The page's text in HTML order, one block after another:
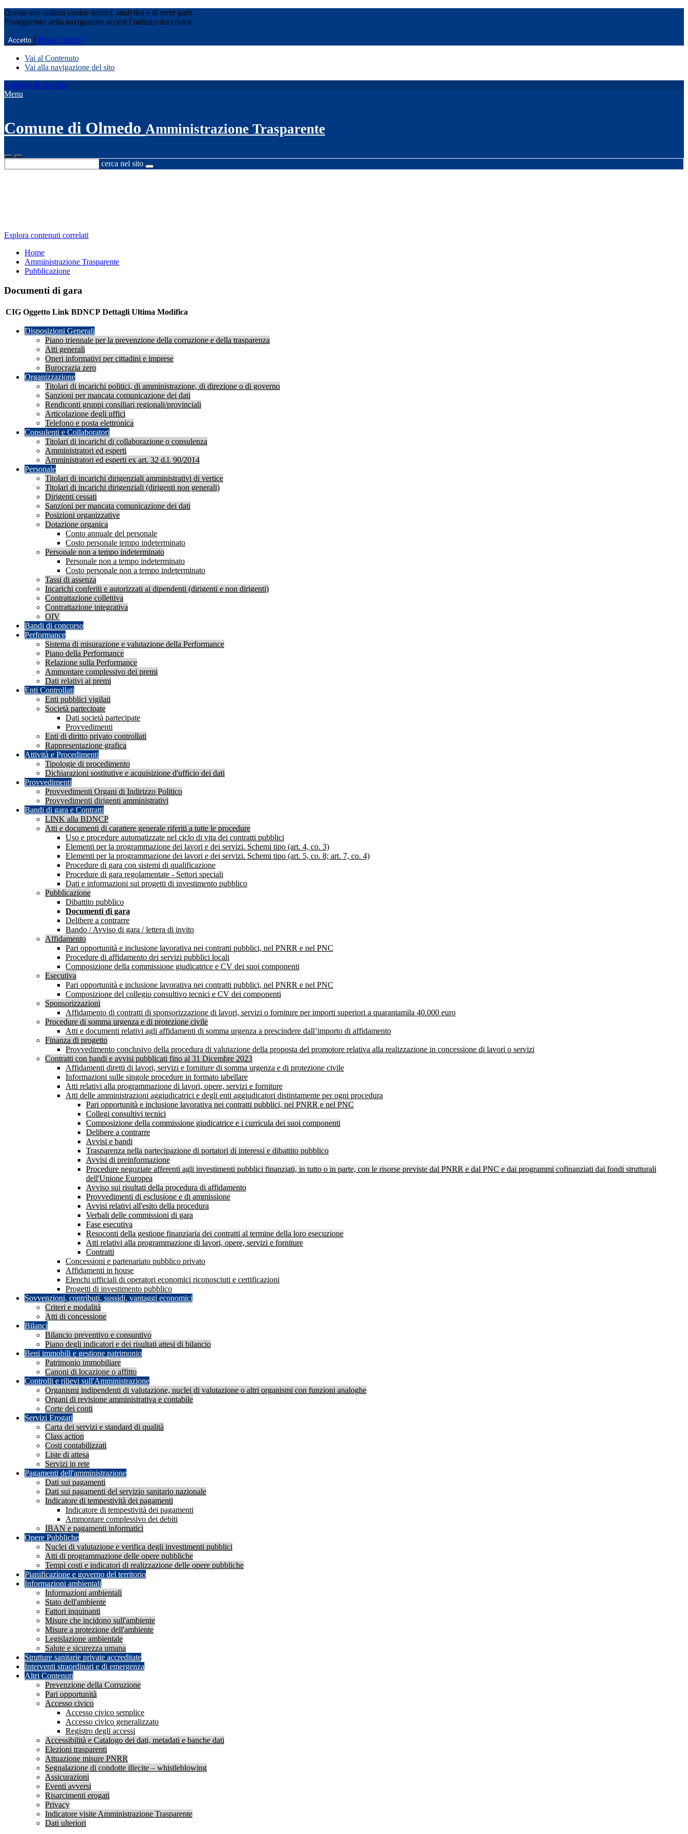
Questo sito utilizza cookie tecnici, analytics e di terze parti.
Proseguendo nella navigazione accetti l’utilizzo dei cookie.
Accetto Privacy policy
Vai al Contenuto
Vai alla navigazione del sito
Comune di Olmedo
Menu
Comune di Olmedo Amministrazione Trasparente
cerca nel sito
Esplora contenuti correlati
Home
Amministrazione Trasparente
Pubblicazione
Documenti di gara
CIG Oggetto Link BDNCP Dettagli Ultima Modifica
Disposizioni Generali
Piano triennale per la prevenzione della corruzione e della trasparenza
Atti generali
Oneri informativi per cittadini e imprese
Burocrazia zero
Organizzazione
Titolari di incarichi politici, di amministrazione, di direzione o di governo
Sanzioni per mancata comunicazione dei dati
Rendiconti gruppi consiliari regionali/provinciali
Articolazione degli uffici
Telefono e posta elettronica
Consulenti e Collaboratori
Titolari di incarichi di collaborazione o consulenza
Amministratori ed esperti
Amministratori ed esperti ex art. 32 d.l. 90/2014
Personale
Titolari di incarichi dirigenziali amministrativi di vertice
Titolari di incarichi dirigenziali (dirigenti non generali)
Dirigenti cessati
Sanzioni per mancata comunicazione dei dati
Posizioni organizzative
Dotazione organica
Conto annuale del personale
Costo personale tempo indeterminato
Personale non a tempo indeterminato
Personale non a tempo indeterminato
Costo personale non a tempo indeterminato
Tassi di assenza
Incarichi conferiti e autorizzati ai dipendenti (dirigenti e non dirigenti)
Contrattazione collettiva
Contrattazione integrativa
OIV
Bandi di concorso
Performance
Sistema di misurazione e valutazione della Performance
Piano della Performance
Relazione sulla Performance
Ammontare complessivo dei premi
Dati relativi ai premi
Enti Controllati
Enti pubblici vigilati
Società partecipate
Dati società partecipate
Provvedimenti
Enti di diritto privato controllati
Rappresentazione grafica
Attività e Procedimenti
Tipologie di procedimento
Dichiarazioni sostitutive e acquisizione d'ufficio dei dati
Provvedimenti
Provvedimenti Organi di Indirizzo Politico
Provvedimenti dirigenti amministrativi
Bandi di gara e Contratti
LINK alla BDNCP
Atti e documenti di carattere generale riferiti a tutte le procedure
Uso e procedure automatizzate nel ciclo di vita dei contratti pubblici
Elementi per la programmazione dei lavori e dei servizi. Schemi tipo (art. 4, co. 3)
Elementi per la programmazione dei lavori e dei servizi. Schemi tipo (art. 5, co. 8; art. 7, co. 4)
Procedure di gara con sistemi di qualificazione
Procedure di gara regolamentate - Settori speciali
Dati e informazioni sui progetti di investimento pubblico
Pubblicazione
Dibattito pubblico
Documenti di gara
Delibere a contrarre
Bando / Avviso di gara / lettera di invito
Affidamento
Pari opportunità e inclusione lavorativa nei contratti pubblici, nel PNRR e nel PNC
Procedure di affidamento dei servizi pubblici locali
Composizione della commissione giudicatrice e CV dei suoi componenti
Esecutiva
Pari opportunità e inclusione lavorativa nei contratti pubblici, nel PNRR e nel PNC
Composizione del collegio consultivo tecnici e CV dei componenti
Sponsorizzazioni
Affidamento di contratti di sponsorizzazione di lavori, servizi o forniture per importi superiori a quarantamila 40.000 euro
Procedure di somma urgenza e di protezione civile
Atti e documenti relativi agli affidamenti di somma urgenza a prescindere dall’importo di affidamento
Finanza di progetto
Provvedimento conclusivo della procedura di valutazione della proposta del promotore relativa alla realizzazione in concessione di lavori o servizi
Contratti con bandi e avvisi pubblicati fino al 31 Dicembre 2023
Affidamenti diretti di lavori, servizi e forniture di somma urgenza e di protezione civile
Informazioni sulle singole procedure in formato tabellare
Atti relativi alla programmazione di lavori, opere, servizi e forniture
Atti delle amministrazioni aggiudicatrici e degli enti aggiudicatori distintamente per ogni procedura
Pari opportunità e inclusione lavorativa nei contratti pubblici, nel PNRR e nel PNC
Collegi consultivi tecnici
Composizione della commissione giudicatrice e i curricula dei suoi componenti
Delibere a contrarre
Avvisi e bandi
Trasparenza nella partecipazione di portatori di interessi e dibattito pubblico
Avvisi di preinformazione
Procedure negoziate afferenti agli investimenti pubblici finanziati, in tutto o in parte, con le risorse previste dal PNRR e dal PNC e dai programmi cofinanziati dai fondi strutturali
dell'Unione Europea
Avviso sui risultati della procedura di affidamento
Provvedimenti di esclusione e di ammissione
Avvisi relativi all'esito della procedura
Verbali delle commissioni di gara
Fase esecutiva
Resoconti della gestione finanziaria dei contratti al termine della loro esecuzione
Atti relativi alla programmazione di lavori, opere, servizi e forniture
Contratti
Concessioni e partenariato pubblico privato
Affidamenti in house
Elenchi ufficiali di operatori economici riconosciuti e certificazioni
Progetti di investimento pubblico
Sovvenzioni, contributi, sussidi, vantaggi economici
Criteri e modalità
Atti di concessione
Bilanci
Bilancio preventivo e consuntivo
Piano degli indicatori e dei risultati attesi di bilancio
Beni immobili e gestione patrimonio
Patrimonio immobiliare
Canoni di locazione o affitto
Controlli e rilievi sull'Amministrazione
Organismi indipendenti di valutazione, nuclei di valutazione o altri organismi con funzioni analoghe
Organi di revisione amministrativa e contabile
Corte dei conti
Servizi Erogati
Carta dei servizi e standard di qualità
Class action
Costi contabilizzati
Liste di attesa
Servizi in rete
Pagamenti dell'amministrazione
Dati sui pagamenti
Dati sui pagamenti del servizio sanitario nazionale
Indicatore di tempestività dei pagamenti
Indicatore di tempestività dei pagamenti
Ammontare complessivo dei debiti
IBAN e pagamenti informatici
Opere Pubbliche
Nuclei di valutazione e verifica degli investimenti pubblici
Atti di programmazione delle opere pubbliche
Tempi costi e indicatori di realizzazione delle opere pubbliche
Pianificazione e governo del territorio
Informazioni ambientali
Informazioni ambientali
Stato dell'ambiente
Fattori inquinanti
Misure che incidono sull'ambiente
Misure a protezione dell'ambiente
Legislazione ambientale
Salute e sicurezza umana
Strutture sanitarie private accreditate
Interventi straordinari e di emergenza
Altri Contenuti
Prevenzione della Corruzione
Pari opportunità
Accesso civico
Accesso civico semplice
Accesso civico generalizzato
Registro degli accessi
Accessibilità e Catalogo dei dati, metadati e banche dati
Elezioni trasparenti
Attuazione misure PNRR
Segnalazione di condotte illecite – whistleblowing
Assicurazioni
Eventi avversi
Risarcimenti erogati
Privacy
Indicatore visite Amministrazione Trasparente
Dati ulteriori